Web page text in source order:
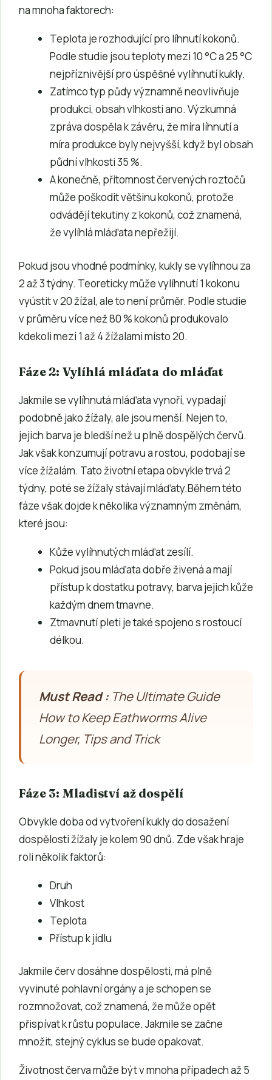
na mnoha faktorech:
Teplota je rozhodující pro líhnutí kokonů.
Podle studie jsou teploty mezi 10 °C a 25 °C
nejpříznivější pro úspěšné vylíhnutí kukly.
Zatímco typ půdy významně neovlivňuje
produkci, obsah vlhkosti ano. Výzkumná
zpráva dospěla k závěru, že míra líhnutí a
míra produkce byly nejvyšší, když byl obsah
půdní vlhkosti 35 %.
A konečně, přítomnost červených roztočů
může poškodit většinu kokonů, protože
odvádějí tekutiny z kokonů, což znamená,
že vylíhlá mláďata nepřežijí.
Pokud jsou vhodné podmínky, kukly se vylíhnou za
2 až 3 týdny. Teoreticky může vylíhnutí 1 kokonu
vyústit v 20 žížal, ale to není průměr. Podle studie
v průměru více než 80 % kokonů produkovalo
kdekoli mezi 1 až 4 žížalami místo 20.
Fáze 2: Vylíhlá mláďata do mláďat
Jakmile se vylíhnutá mláďata vynoří, vypadají
podobně jako žížaly, ale jsou menší. Nejen to,
jejich barva je bledší než u plně dospělých červů.
Jak však konzumují potravu a rostou, podobají se
více žížalám. Tato životní etapa obvykle trvá 2
týdny, poté se žížaly stávají mláďaty.Během této
fáze však dojde k několika významným změnám,
které jsou:
Kůže vylíhnutých mláďat zesílí.
Pokud jsou mláďata dobře živená a mají
přístup k dostatku potravy, barva jejich kůže
každým dnem tmavne.
Ztmavnutí pleti je také spojeno s rostoucí
délkou.
Must Read :The Ultimate Guide
How to Keep Eathworms Alive
Longer, Tips and Trick
Fáze 3: Mladiství až dospělí
Obvykle doba od vytvoření kukly do dosažení
dospělosti žížaly je kolem 90 dnů. Zde však hraje
roli několik faktorů:
Druh
Vlhkost
Teplota
Přístup k jídlu
Jakmile červ dosáhne dospělosti, má plně
vyvinuté pohlavní orgány a je schopen se
rozmnožovat, což znamená, že může opět
přispívat k růstu populace. Jakmile se začne
množit, stejný cyklus se bude opakovat.
Životnost červa může být v mnoha případech až 5